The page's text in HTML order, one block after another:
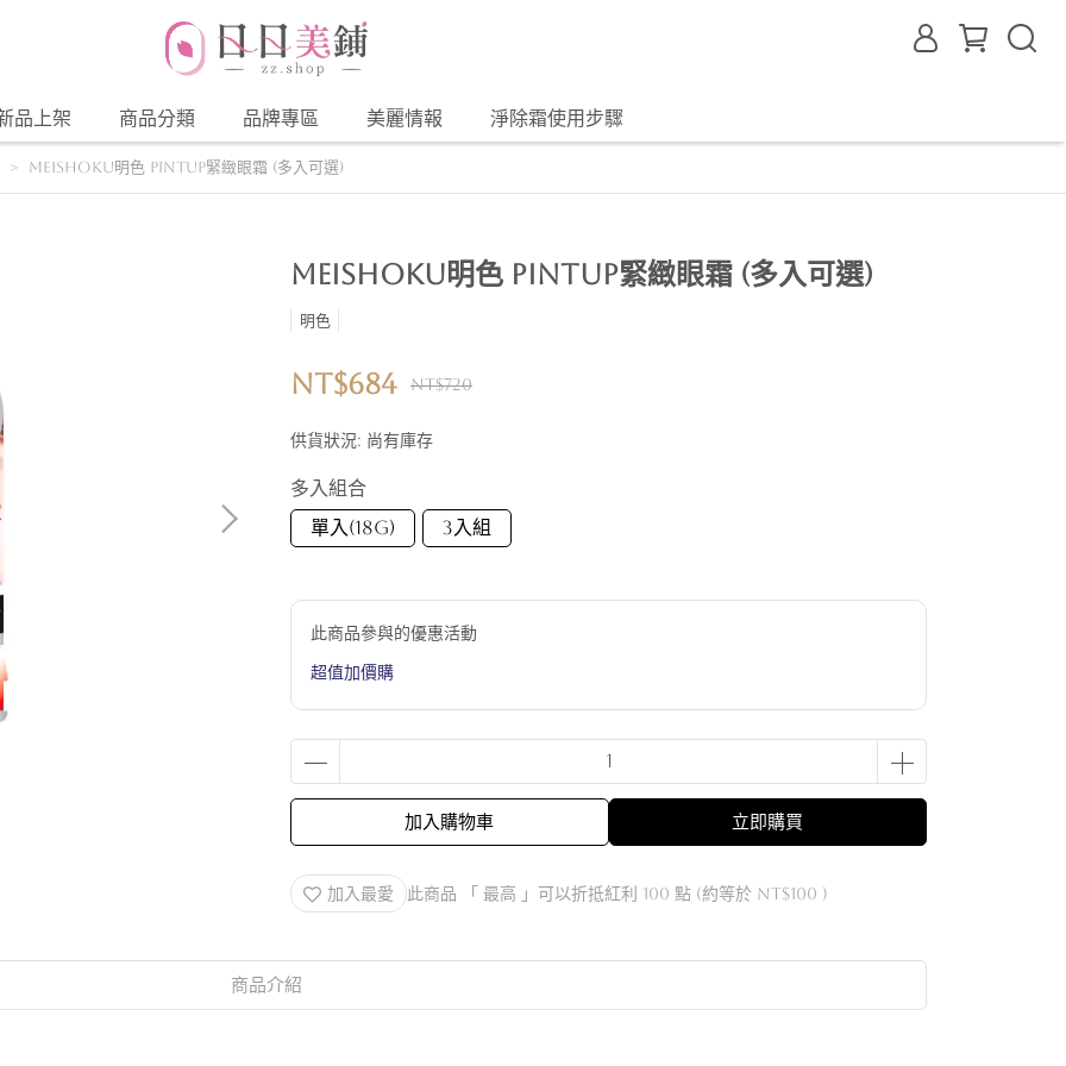
品上架 商品分類 品牌專區 美麗情報 淨除霜使用步驟
Meishoku明色 Pintup緊緻眼霜 (多入可選)
Meishoku明色 Pintup緊緻眼霜 (多入可選)
明色
NT$684 NT$720
供貨狀況: 尚有庫存
多入組合
單入(18G)
3入組
此商品參與的優惠活動
超值加價購
加入購物車 立即購買
加入最愛 此商品 「 最高 」可以折抵紅利 100 點 (約等於 NT$100 )
商品介紹